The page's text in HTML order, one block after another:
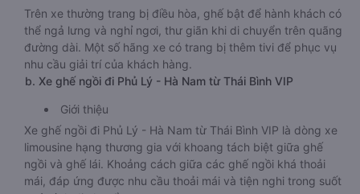
Trên xe thường trang bị điều hòa, ghế bật để hành khách có
thể ngả lưng và nghỉ ngơi, thư giãn khi di chuyển trên quãng
đường dài. Một số hãng xe có trang bị thêm tivi để phục vụ
nhu cầu giải trí của khách hàng.
b. Xe ghế ngồi đi Phủ Lý - Hà Nam từ Thái Bình VIP
Giới thiệu
Xe ghế ngồi đi Phủ Lý - Hà Nam từ Thái Bình VIP là dòng xe
limousine hạng thương gia với khoang tách biệt giữa ghế
ngồi và ghế lái. Khoảng cách giữa các ghế ngồi khá thoải
mái, đáp ứng được nhu cầu thoải mái và tiện nghi trong suốt